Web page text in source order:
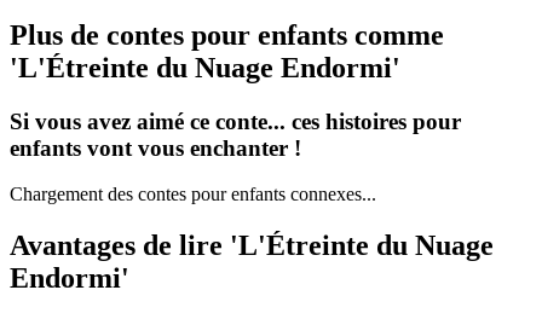
Plus de contes pour enfants comme
'L'Étreinte du Nuage Endormi'
Si vous avez aimé ce conte... ces histoires pour
enfants vont vous enchanter !
Chargement des contes pour enfants connexes...
Avantages de lire 'L'Étreinte du Nuage
Endormi'